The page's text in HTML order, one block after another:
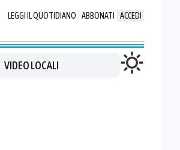
LEGGI IL QUOTIDIANO ABBONATI ACCEDI
VIDEO LOCALI